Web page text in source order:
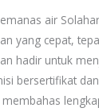
air
yang cepat,
hadir untuk
bersertifikat